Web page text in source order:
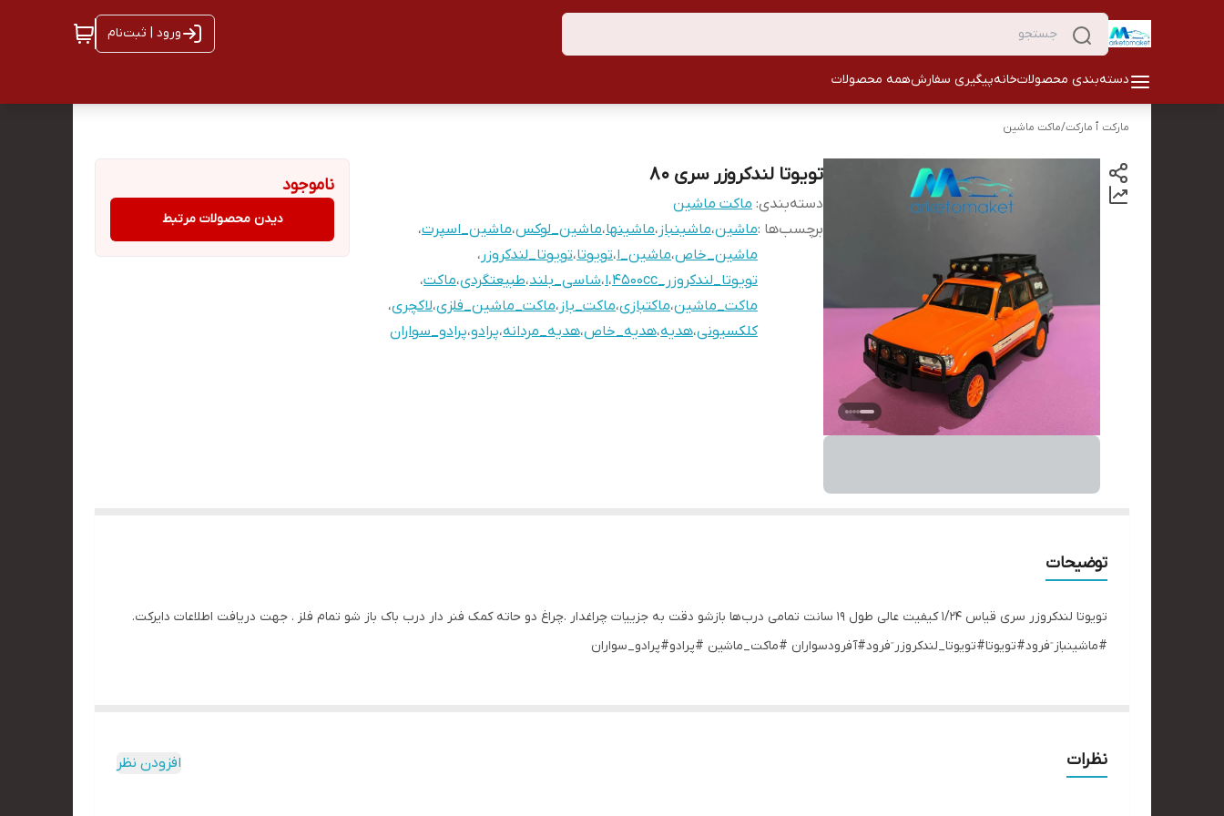
ورود | ثبت‌نام
دسته‌بندی محصولاتخانهپیگیری سفارشهمه محصولات
مارکت ٱ مارکت/ماکت ماشین
تویوتا لندکروزر سری ۸۰
دسته‌بندی: ماکت ماشین
برچسب‌ها :ماشین،ماشینباز ،ماشینها،ماشین_لوکس،ماشین_اسپرت،
ماشین_خاص،ماشین_ا،تویوتا،تویوتا_لندکروزر ،
تویوتا_لندکروزر_4500cc
،ا،شاسی_بلند،طبیعتگردی،ماکت،
ماکت_ماشین،ماکتبازی،ماکت_باز ،ماکت_ماشین_فلزی،لاکچری،
کلکسیونی،هدیه،هدیه_خاص،هدیه_مردانه،پرادو،پرادو_سواران
ناموجود
دیدن محصولات مرتبط
توضیحات
تویوتا لندکروزر سری قیاس ۱/۲۴ کیفیت عالی طول ۱۹ سانت تمامی درب‌ها بازشو دقت به جزییات چراغدار .چراغ دو حاته کمک فنر دار درب باک باز شو تمام فلز . جهت دریافت اطلاعات دایرکت.
#ماشینباز ٓفرود#تویوتا#تویوتا_لندکروزر ٓفرود#آفرودسواران #ماکت_ماشین #پرادو#پرادو_سواران
نظرات افزودن نظر